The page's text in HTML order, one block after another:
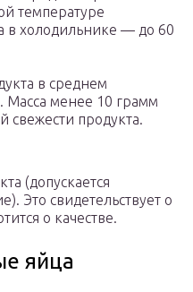
температуре
в холодильнике — до 60
в среднем
Масса менее 10 грамм
свежести продукта.
(допускается
Это свидетельствует о
о качестве.
яйца